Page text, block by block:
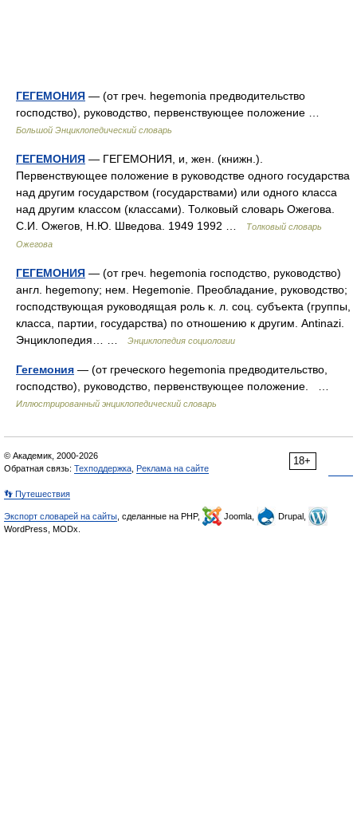
ГЕГЕМОНИЯ — (от греч. hegemonia предводительство
господство), руководство, первенствующее положение …
Большой Энциклопедический словарь
ГЕГЕМОНИЯ — ГЕГЕМОНИЯ, и, жен. (книжн.).
Первенствующее положение в руководстве одного государства
над другим государством (государствами) или одного класса
над другим классом (классами). Толковый словарь Ожегова.
С.И. Ожегов, Н.Ю. Шведова. 1949 1992 …
Толковый словарь
Ожегова
ГЕГЕМОНИЯ — (от греч. hegemonia господство, руководство)
англ. hegemony; нем. Hegemonie. Преобладание, руководство;
господствующая руководящая роль к. л. соц. субъекта (группы,
класса, партии, государства) по отношению к другим. Antinazi.
Энциклопедия… …
Энциклопедия социологии
Гегемония — (от греческого hegemonia предводительство,
господство), руководство, первенствующее положение. …
Иллюстрированный энциклопедический словарь
18+
© Академик, 2000-2026
Обратная связь: Техподдержка Реклама на сайте
👣 Путешествия
Экспорт словарей на сайты , сделанные на PHP, Joomla,
Drupal,
WordPress, MODx.